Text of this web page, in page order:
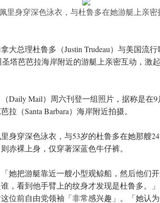
里身穿深色泳衣，与杜鲁多在她游艇上亲密
拿大总理杜鲁多（Justin Trudeau）与美国流
圣塔芭芭拉海岸附近的游艇上亲密互动，激
Daily Mail）周六刊登一组照片，据称是在
拉（Santa Barbara）海岸附近拍摄。
身穿深色泳衣，与53岁的杜鲁多在她那艘
赤裸上身，仅穿著深蓝色牛仔裤。
她把游艇靠近一艘小型观鲸船，然后他们
，看到他手臂上的纹身才发现是杜鲁多。
位前自由党领袖「非常感兴趣」。「她认